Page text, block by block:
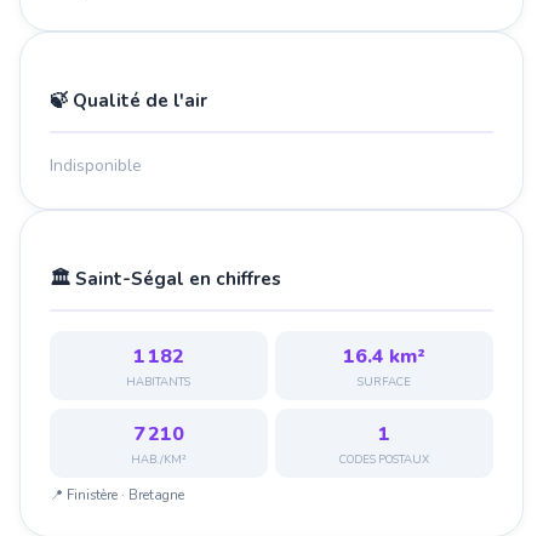
🍃 Qualité de l'air
Indisponible
🏛️ Saint-Ségal en chiffres
1 182
HABITANTS
16.4 km²
SURFACE
7 210
HAB./KM²
1
CODES POSTAUX
📍 Finistère · Bretagne